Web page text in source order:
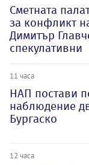
Сметната
за конфликт
Димитър
спекулативни
11 часа
НАП постави
наблюдение
Бургаско
12 часа